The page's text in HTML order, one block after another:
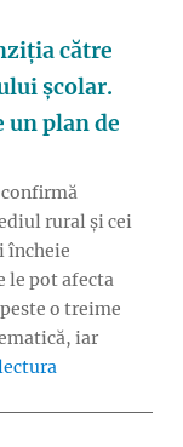
către
școlar.
un plan de
rural și cei
încheie
le pot afecta
o treime
iar